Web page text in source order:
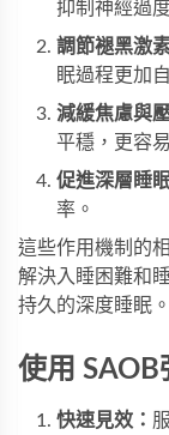
抑制神經過
調節褪黑激
眠過程更加
減緩焦慮與
平穩，更容
促進深層睡眠
率。
這些作用機制的
解決入睡困難和
持久的深度睡眠。
使用
快速見效：